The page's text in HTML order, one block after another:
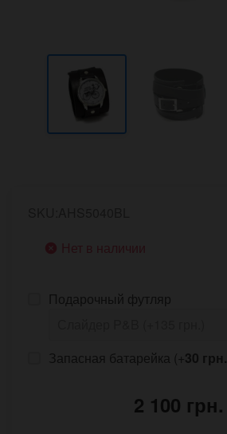
Нет в наличии
Подарочный футляр
Запасная батарейка (+30 грн.
2 100 грн.